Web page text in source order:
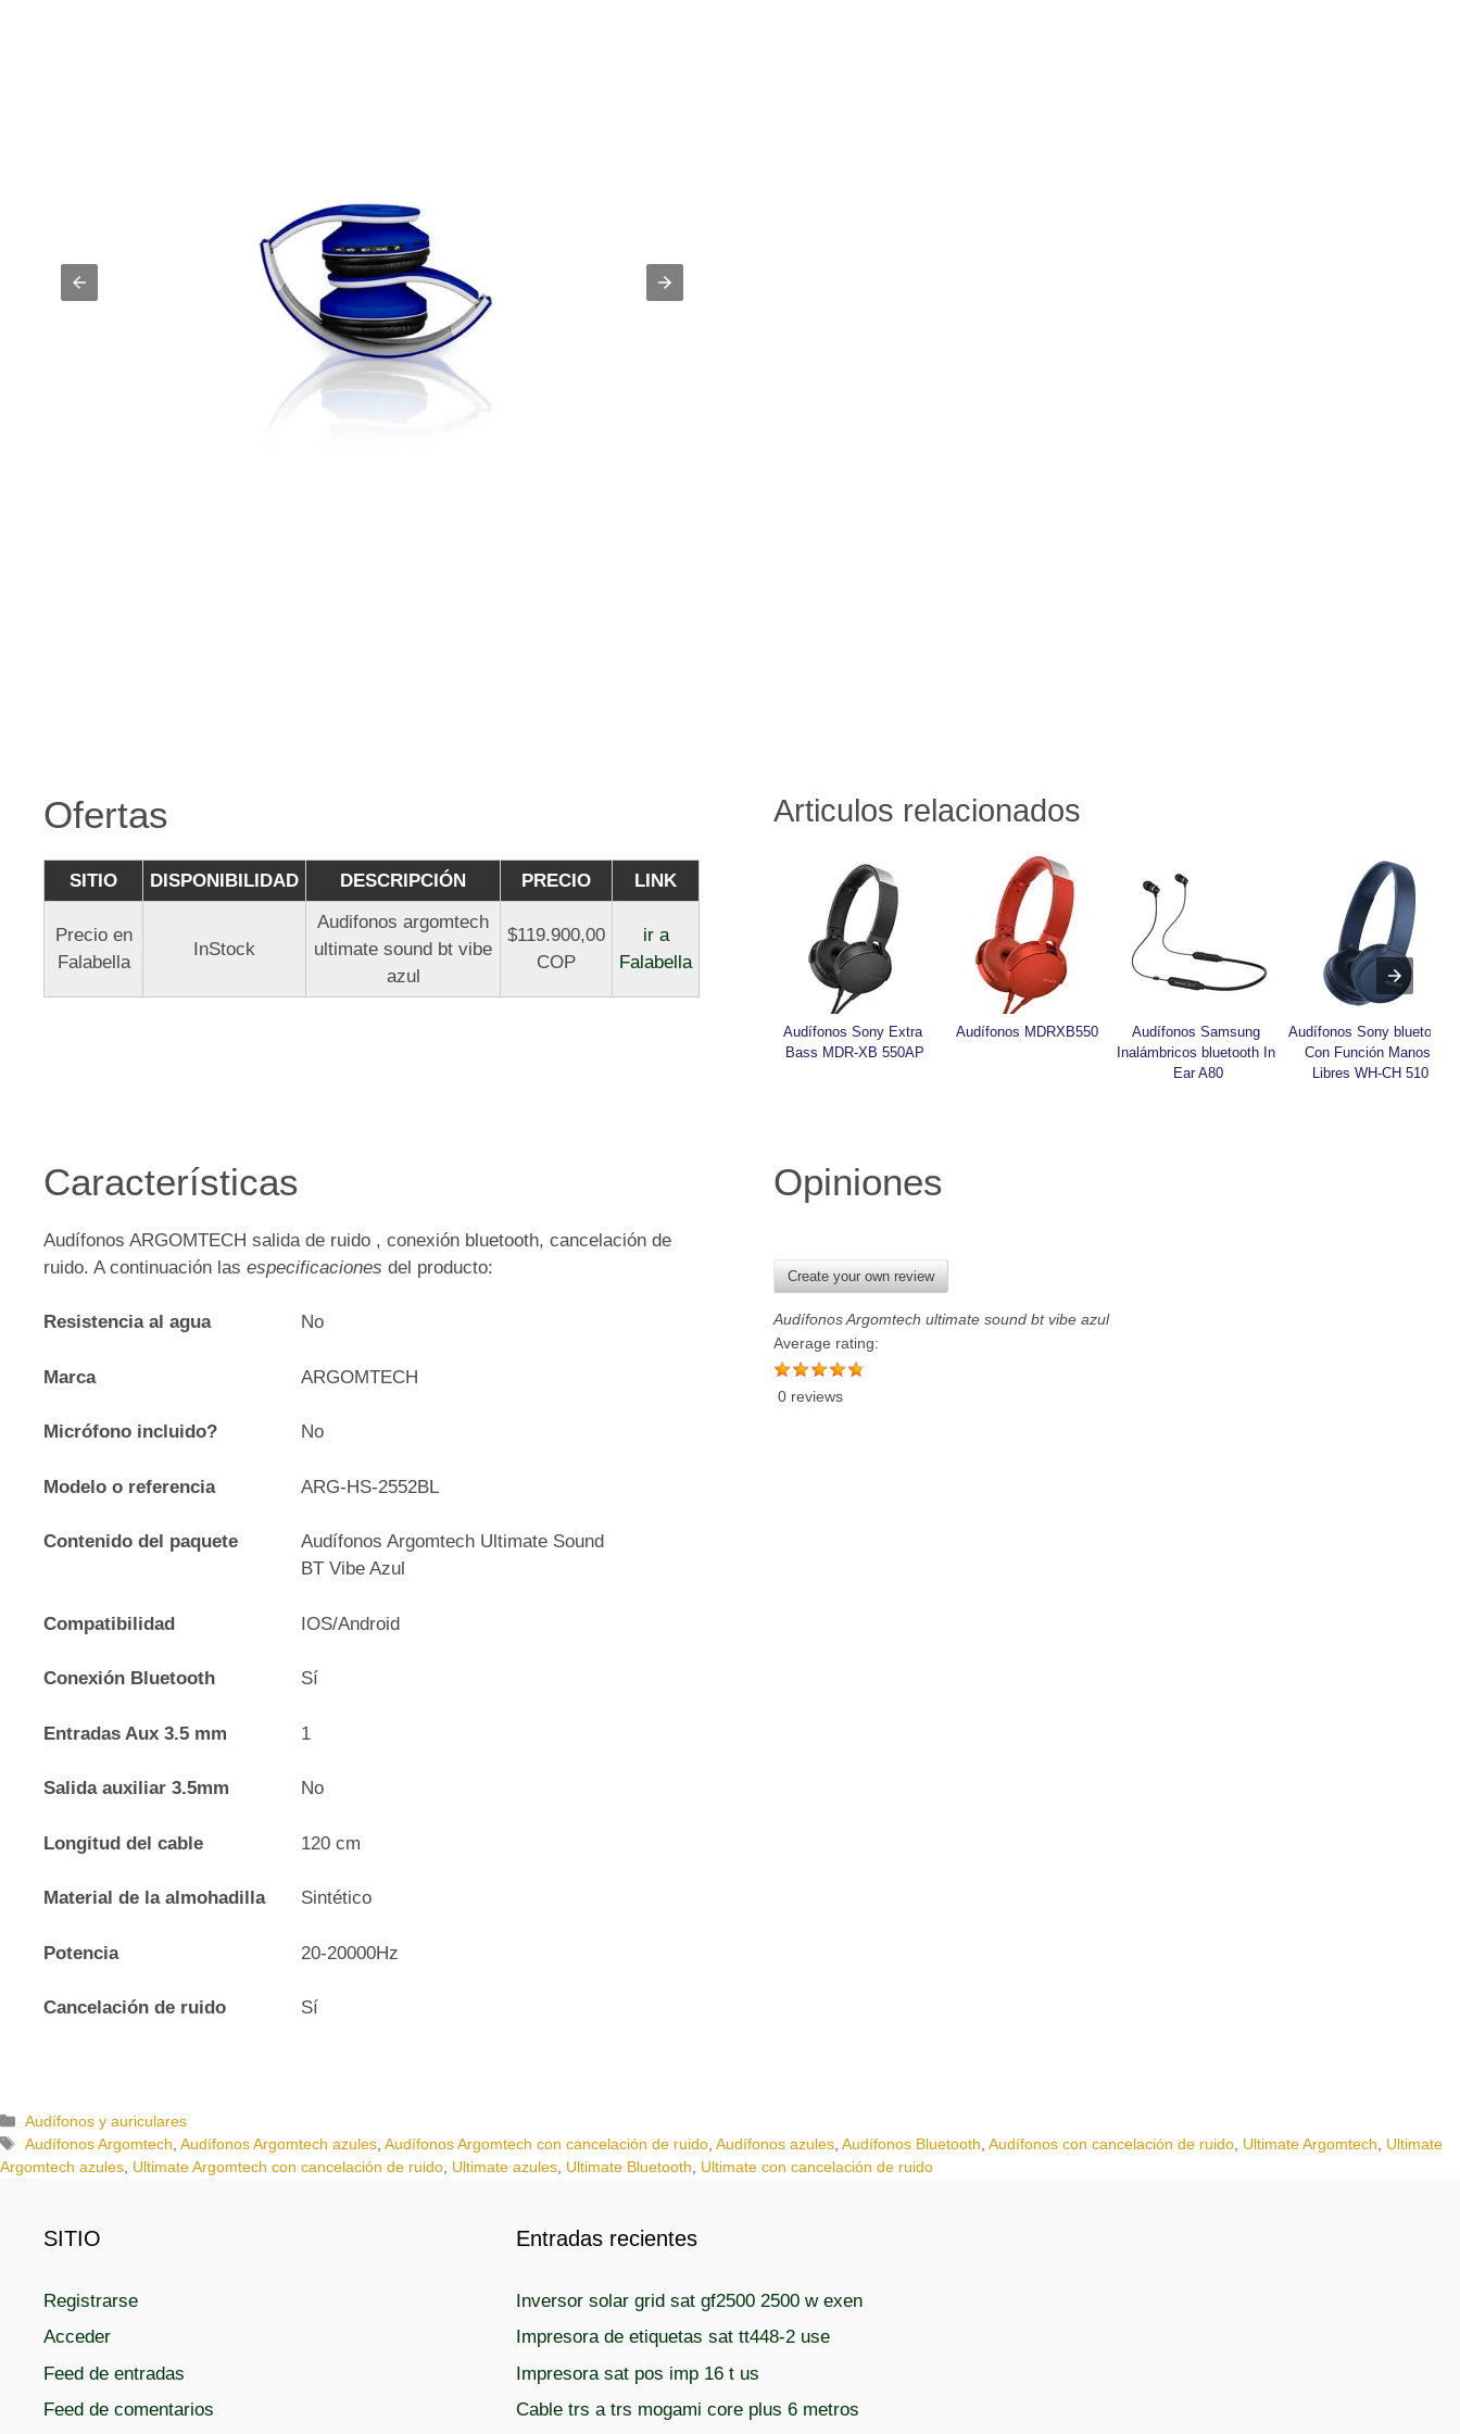
Ofertas
SITIO DISPONIBILIDAD DESCRIPCIÓN PRECIO LINK
Precio en
Falabella
InStock
Audifonos argomtech
ultimate sound bt vibe
azul
$119.900,00
COP
ir a
Falabella
Articulos relacionados
Audífonos Sony Extra
Bass MDR-XB 550AP
Audífonos MDRXB550
Audífonos Samsung
Inalámbricos bluetooth In
Ear A80
Audífonos Sony bluetooth
Con Función Manos
Libres WH-CH 510
Características
Audífonos ARGOMTECH salida de ruido , conexión bluetooth, cancelación de
ruido. A continuación lasespecificaciones del producto:
Resistencia al agua No
Marca ARGOMTECH
Micrófono incluido? No
Modelo o referencia ARG-HS-2552BL
Contenido del paquete
Audífonos Argomtech Ultimate Sound
BT Vibe Azul
Compatibilidad IOS/Android
Conexión Bluetooth Sí
Entradas Aux 3.5 mm 1
Salida auxiliar 3.5mm No
Longitud del cable 120 cm
Material de la almohadilla Sintético
Potencia 20-20000Hz
Cancelación de ruido Sí
Opiniones
Create your own review
Audífonos Argomtech ultimate sound bt vibe azul
Average rating:
0 reviews
C
a
t
Audífonos y auriculares
E
t
Audífonos Argomtech ,Audífonos Argomtech azules ,Audífonos Argomtech con cancelación de ruido ,Audífonos azules ,Audífonos Bluetooth ,Audífonos con cancelación de ruido Ultimate Argomtech
Ultimate
Argomtech azules Ultimate Argomtech con cancelación de ruido Ultimate azules Ultimate Bluetooth Ultimate con cancelación de ruido
SITIO
Registrarse
Acceder
Feed de entradas
Feed de comentarios
Entradas recientes
Inversor solar grid sat gf2500 2500 w exen
Impresora de etiquetas sat tt448-2 use
Impresora sat pos imp 16 t us
Cable trs a trs mogami core plus 6 metros